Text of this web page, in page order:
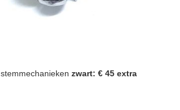
stemmechaniekenzwart: € 45 extra